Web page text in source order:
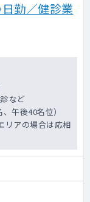
勤／健診業
など
午後40名位）
リアの場合は応相